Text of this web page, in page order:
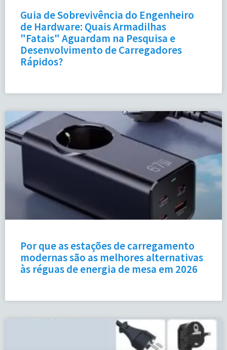
Guia de Sobrevivência do Engenheiro
de Hardware: Quais Armadilhas
"Fatais" Aguardam na Pesquisa e
Desenvolvimento de Carregadores
Rápidos?
Por que as estações de carregamento
modernas são as melhores alternativas
às réguas de energia de mesa em 2026